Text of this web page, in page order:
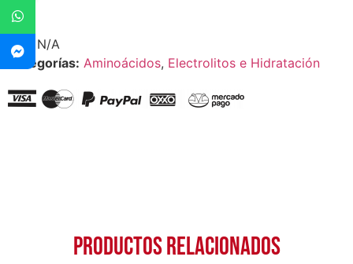
SKU N/A
Categorías: Aminoácidos, Electrolitos e Hidratación
Productos relacionados